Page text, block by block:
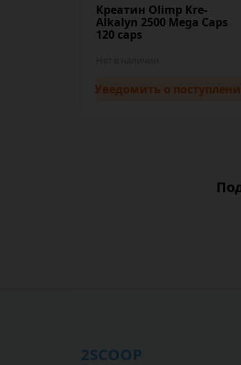
Креатин Olimp Kre-
Alkalyn 2500 Mega Caps
120 caps
Уведомить о
2SCOOP